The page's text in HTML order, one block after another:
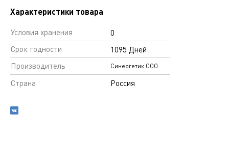
Характеристики товара
Условия хранения
0
Срок годности
1095 Дней
Производитель
Синергетик ООО
Страна Россия